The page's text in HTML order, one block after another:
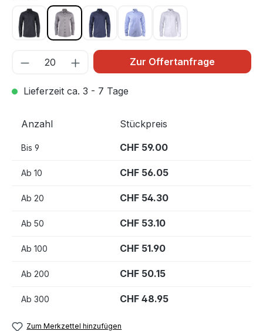
BLACK 900Grau 955 NAVY 600SKY BLUE 500WHITE 100
Zur Offertanfrage
Lieferzeit ca. 3 - 7 Tage
Anzahl Stückpreis
Bis 9 CHF 59.00
Ab 10 CHF 56.05
Ab 20 CHF 54.30
Ab 50 CHF 53.10
Ab 100 CHF 51.90
Ab 200 CHF 50.15
Ab 300 CHF 48.95
Zum Merkzettel hinzufügen